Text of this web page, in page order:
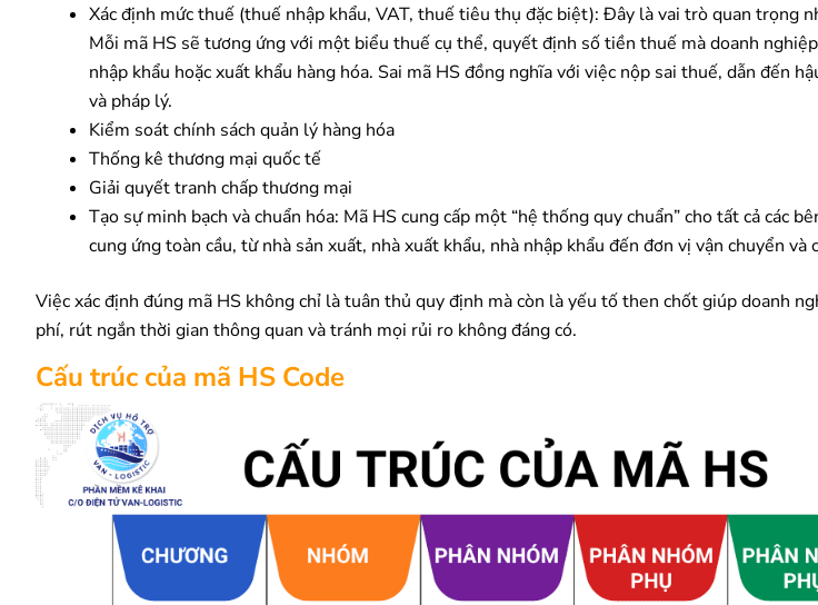
Xác định mức thuế (thuế nhập khẩu, VAT, thuế tiêu thụ đặc biệt): Đây là vai trò quan trọng
Mỗi mã HS sẽ tương ứng với một biểu thuế cụ thể, quyết định số tiền thuế mà doanh
nhập khẩu hoặc xuất khẩu hàng hóa. Sai mã HS đồng nghĩa với việc nộp sai thuế, dẫn đến
và pháp lý.
Kiểm soát chính sách quản lý hàng hóa
Thống kê thương mại quốc tế
Giải quyết tranh chấp thương mại
Tạo sự minh bạch và chuẩn hóa: Mã HS cung cấp một “hệ thống quy chuẩn” cho tất cả các
cung ứng toàn cầu, từ nhà sản xuất, nhà xuất khẩu, nhà nhập khẩu đến đơn vị vận chuyển và
Việc xác định đúng mã HS không chỉ là tuân thủ quy định mà còn là yếu tố then chốt giúp doanh
phí, rút ngắn thời gian thông quan và tránh mọi rủi ro không đáng có.
Cấu trúc của mã HS Code